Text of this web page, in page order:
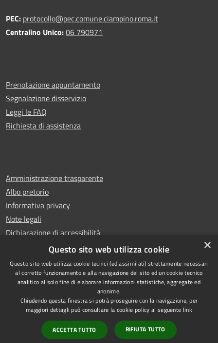
PEC: protocollo@pec.comune.ciampino.roma.it
Centralino Unico:06 790971
Prenotazione appuntamento
Segnalazione disservizio
Leggi le FAQ
Richiesta di assistenza
Amministrazione trasparente
Albo pretorio
Informativa privacy
Note legali
Dichiarazione di accessibilità
Whistleblowing
Accessibilità
Copyright © 2024 Città
di Ciampino
Powered byMunicipium
• Accesso redazione
×
Questo sito web utilizza cookie
Questo sito web utilizza cookie tecnici (ed assimilati) strettamente necessari
al corretto funzionamento e alla navigazione del sito ed un cookie tecnico
analitico al solo fine di elaborare informazioni statistiche, aggregate ed
anonime.
Chiudendo questa finestra si potrà proseguire con la navigazione, per
maggiori dettagli può consultare la cookie policy al seguente link
ACCETTA TUTTO RIFIUTA TUTTO